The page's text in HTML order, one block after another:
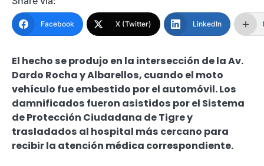
Facebook X (Twitter) LinkedIn
El hecho se produjo en la intersección de la Av.
Dardo Rocha y Albarellos, cuando el moto
vehículo fue embestido por el automóvil. Los
damnificados fueron asistidos por el Sistema
de Protección Ciudadana de Tigre y
trasladados al hospital más cercano para
recibir la atención médica correspondiente.